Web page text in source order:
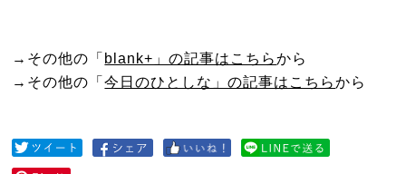
→その他の「blank+」の記事はこちらから
→その他の「今日のひとしな」の記事はこちらから